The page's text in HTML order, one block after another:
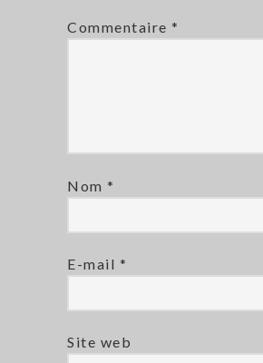
Commentaire *
Nom *
E-mail *
Site web